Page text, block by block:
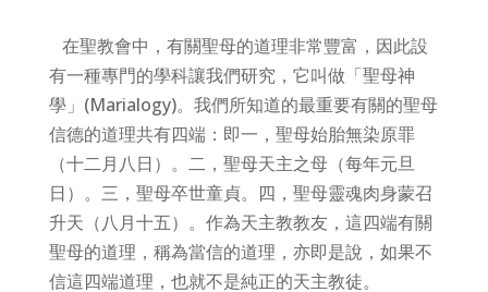
在聖教會中，有關聖母的道理非常豐富，因此設
有一種專門的學科讓我們研究，它叫做「聖母神
學」(Marialogy)。我們所知道的最重要有關的聖母
信德的道理共有四端：即一，聖母始胎無染原罪
（十二月八日）。二，聖母天主之母（每年元旦
日）。三，聖母卒世童貞。四，聖母靈魂肉身蒙召
升天（八月十五）。作為天主教教友，這四端有關
聖母的道理，稱為當信的道理，亦即是說，如果不
信這四端道理，也就不是純正的天主教徒。